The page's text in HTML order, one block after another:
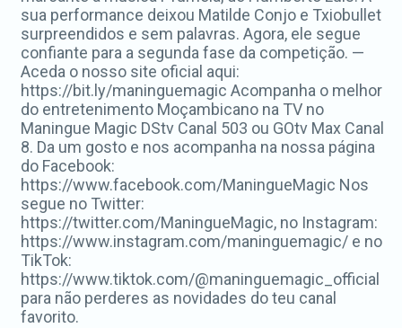
sua performance deixou Matilde Conjo e Txiobullet
surpreendidos e sem palavras. Agora, ele segue
confiante para a segunda fase da competição. —
Aceda o nosso site oficial aqui:
https://bit.ly/maninguemagic Acompanha o melhor
do entretenimento Moçambicano na TV no
Maningue Magic DStv Canal 503 ou GOtv Max Canal
8. Da um gosto e nos acompanha na nossa página
do Facebook:
https://www.facebook.com/ManingueMagic Nos
segue no Twitter:
https://twitter.com/ManingueMagic, no Instagram:
https://www.instagram.com/maninguemagic/ e no
TikTok:
https://www.tiktok.com/@maninguemagic_official
para não perderes as novidades do teu canal
favorito.